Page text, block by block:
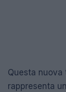
Questa nuova
rappresenta